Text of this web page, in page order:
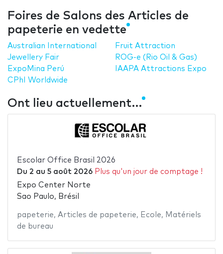
Foires de Salons des Articles de
papeterie en vedette
Australian International
Jewellery Fair
ExpoMina Perú
CPhI Worldwide
Fruit Attraction
ROG-e (Rio Oil & Gas)
IAAPA Attractions Expo
Ont lieu actuellement…
Escolar Office Brasil 2026
Du 2 au 5 août 2026 Plus qu'un jour de comptage !
Expo Center Norte
Sao Paulo, Brésil
papeterie, Articles de papeterie, Ecole, Matériels
de bureau